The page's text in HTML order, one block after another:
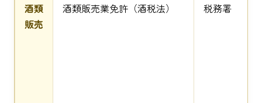
酒類
販売
酒類販売業免許（酒税法） 税務署